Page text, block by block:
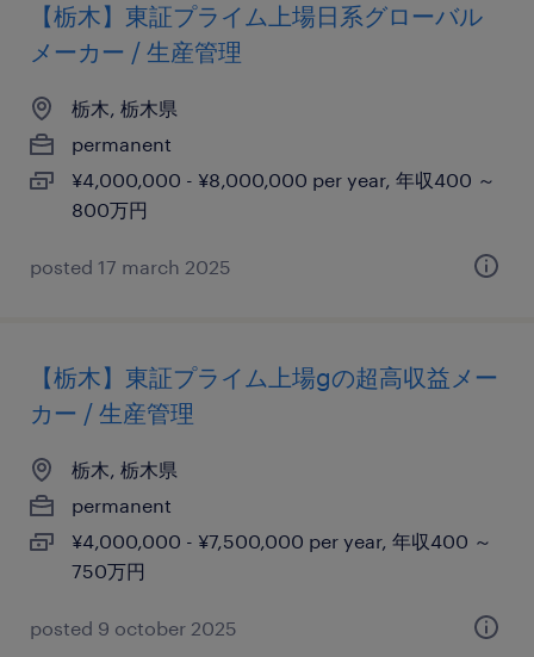
【栃木】東証プライム上場日系グローバル
メーカー / 生産管理
栃木, 栃木県
permanent
¥4,000,000 - ¥8,000,000 per year, 年収400 ～
800万円
posted 17 march 2025
【栃木】東証プライム上場gの超高収益メー
カー / 生産管理
栃木, 栃木県
permanent
¥4,000,000 - ¥7,500,000 per year, 年収400 ～
750万円
posted 9 october 2025